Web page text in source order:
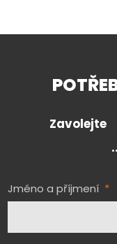
Zavolejte
Jméno a příjmení *